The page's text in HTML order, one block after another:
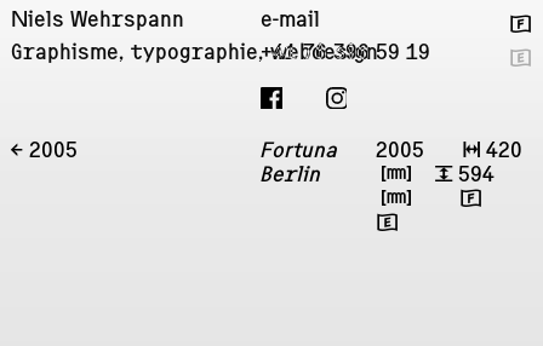
Niels Wehrspann
Graphisme, typographie, webdesign
+41 76 396 59 19
e-mail
🇫
🇬
← 2005
Fortuna
Berlin
2005 ↔ 420
㎜
↕ 594
㎜
🇫
🇬